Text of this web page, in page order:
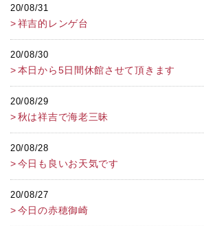
20/08/31
祥吉的レンゲ台
20/08/30
本日から5日間休館させて頂きます
20/08/29
秋は祥吉で海老三昧
20/08/28
今日も良いお天気です
20/08/27
今日の赤穂御崎